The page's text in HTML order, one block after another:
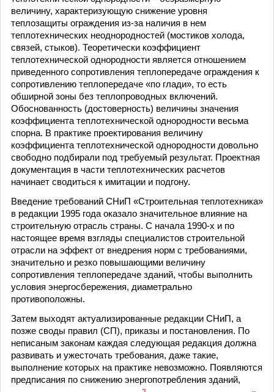
величину, характеризующую снижение уровня
теплозащиты ограждения из-за наличия в нем
теплотехнических неоднородностей (мостиков холода,
связей, стыков). Теоретически коэффициент
теплотехнической однородности является отношением
приведенного сопротивления теплопередаче ограждения к
сопротивлению теплопередаче «по глади», то есть
обширной зоны без теплопроводных включений.
Обоснованность (достоверность) величины значения
коэффициента теплотехнической однородности весьма
спорна. В практике проектирования величину
коэффициента теплотехнической однородности довольно
свободно подбирали под требуемый результат. Проектная
документация в части теплотехнических расчетов
начинает сводиться к имитации и подгону.
Введение требований СНиП «Строительная тепло­техника»
в редакции 1995 года оказало значительное влияние на
строительную отрасль страны. С начала 1990-х и по
настоящее время взгляды специалистов строительной
отрасли на эффект от внедрения норм с требованиями,
значительно и резко повышающими величину
сопротивления теплопередаче зданий, чтобы выполнить
условия энерго­сбережения, диаметрально
противоположны.
Затем выходят актуализированные редакции СНиП, а
позже своды правил (СП), приказы и постановления. По
неписаным законам каждая следующая редакция должна
развивать и ужесточать требования, даже такие,
выполнение которых на практике невозможно. Появляются
предписания по снижению энергопотребления зданий,